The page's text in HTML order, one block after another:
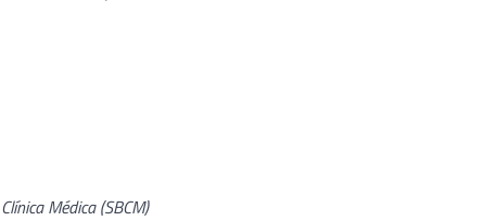
Médica (SBCM)